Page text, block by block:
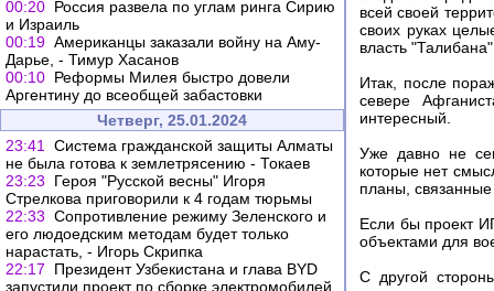
00:20 Россия развела по углам ринга Сирию
и Израиль
00:19 Американцы заказали войну на Аму-
Дарье, - Тимур Хасанов
00:10 Реформы Милея быстро довели
Аргентину до всеобщей забастовки
Четверг, 25.01.2024
23:41
Система гражданской защиты Алматы
не была готова к землетрясению - Токаев
23:23
Героя "Русской весны" Игоря
Стрелкова приговорили к 4 годам тюрьмы
22:33 Сопротивление режиму Зеленского и
его людоедским методам будет только
нарастать, - Игорь Скрипка
22:17
Президент Узбекистана и глава BYD
запустили проект по сборке электромобилей
всей своей
своих руках
власть
Итак, после
севере
интересный.
Уже давно не
которые нет
планы,
Если бы проект
объектами для
С другой